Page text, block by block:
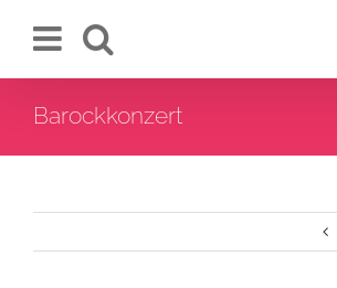
Inhalt
Barockkonzert